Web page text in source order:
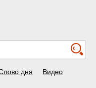
дня Видео